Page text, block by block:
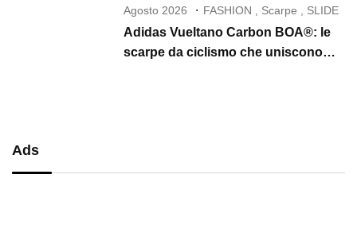
Agosto 2026 FASHION Scarpe SLIDE
Adidas Vueltano Carbon BOA®: le
scarpe da ciclismo che uniscono
Ads